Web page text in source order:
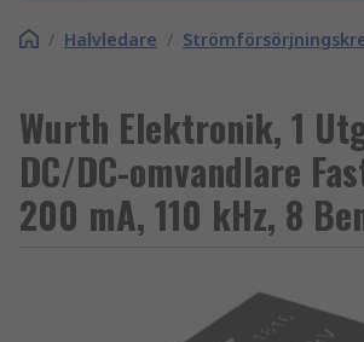
/ Halvledare /
Wurth Elektronik, 1
DC/DC-omvandlare
200 mA, 110 kHz, 8